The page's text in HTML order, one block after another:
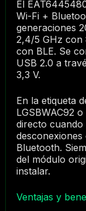
El
Wi-Fi +
generaciones
2,4/5 GHz con
con BLE. Se
USB 2.0 a
3,3 V.
En la etiqueta
LGSBWAC92
directo cuando
Bluetooth.
del módulo
instalar.
Ventajas y